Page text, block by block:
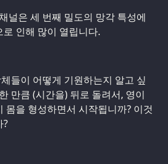
널은 세 번째 밀도의 망각 특성에
인해 많이 열립니다.
들이 어떻게 기원하는지 알고 싶
만큼 (시간을) 뒤로 돌려서, 영이
몸을 형성하면서 시작됩니까? 이것
?